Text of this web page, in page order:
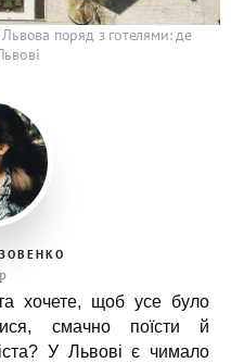
поряд з готелями: де
хочете, щоб усе було
смачно поїсти й
У Львові є чимало